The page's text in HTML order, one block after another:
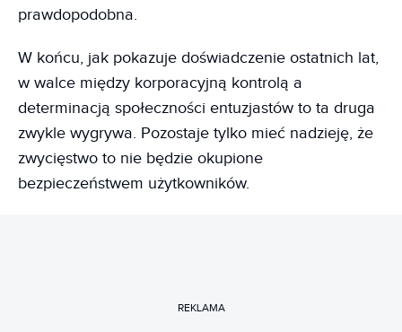
prawdopodobna.
W końcu, jak pokazuje doświadczenie ostatnich lat,
w walce między korporacyjną kontrolą a
determinacją społeczności entuzjastów to ta druga
zwykle wygrywa. Pozostaje tylko mieć nadzieję, że
zwycięstwo to nie będzie okupione
bezpieczeństwem użytkowników.
REKLAMA